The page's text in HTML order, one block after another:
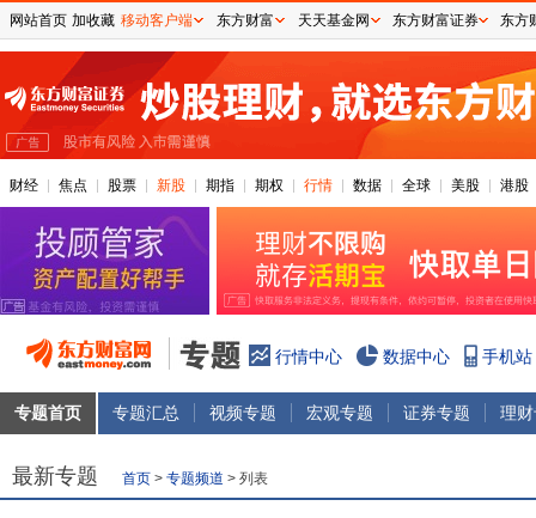
财经 焦点 股票 新股 期指 期权 行情 数据 全球 美股 港股
行情中心 数据中心 手机站
专题首页 专题汇总 视频专题 宏观专题 证券专题 理
最新专题 首页 > 专题频道 > 列表
网站首页 加收藏 移动客户端 东方财富 天天基金网 东方财富证券 东方